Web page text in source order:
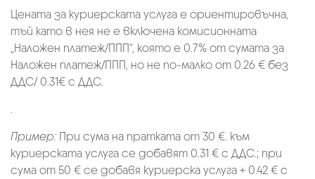
Цената за куриерската услуга е ориентировъчна,
тъй като в нея не е включена комисионната
„Наложен платеж/ППП“, която е 0.7% от сумата за
Наложен платеж/ППП, но не по-малко от 0.26 € без
ДДС/ 0.31€ с ДДС.
.
Пример: При сума на пратката от 30 €. към
куриерската услуга се добавят 0.31 € с ДДС.; при
сума от 50 € се добавя куриерска услуга + 0.42 € с